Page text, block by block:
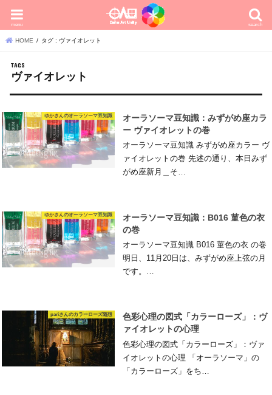
search
menu
HOME タグ : ヴァイオレット
ヴァイオレット
ゆかさんのオーラソーマ豆知識
オーラソーマ豆知識：みずがめ座カラ
ー ヴァイオレットの巻
オーラソーマ豆知識 みずがめ座カラー ヴ
ァイオレットの巻 先述の通り、本日みず
がめ座新月＿そ…
ゆかさんのオーラソーマ豆知識
オーラソーマ豆知識：B016 菫色の衣
の巻
オーラソーマ豆知識 B016 菫色の衣 の巻
明日、11月20日は、みずがめ座上弦の月
です。…
pariさんのカラーローズ随想
色彩心理の図式「カラーローズ」：ヴ
ァイオレットの心理
色彩心理の図式「カラーローズ」：ヴァ
イオレットの心理 「オーラソーマ」の
「カラーローズ」をち…